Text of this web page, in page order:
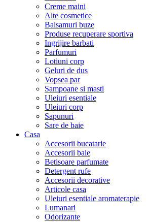
Creme maini
Alte cosmetice
Balsamuri buze
Produse recuperare sportiva
Ingrijire barbati
Parfumuri
Lotiuni corp
Geluri de dus
Vopsea par
Sampoane si masti
Uleiuri esentiale
Uleiuri corp
Sapunuri
Sare de baie
Casa
Accesorii bucatarie
Accesorii baie
Betisoare parfumate
Detergent rufe
Accesorii decorative
Articole casa
Uleiuri esentiale aromaterapie
Lumanari
Odorizante